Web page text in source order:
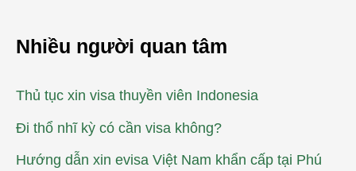
Nhiều người quan tâm
Thủ tục xin visa thuyền viên Indonesia
Đi thổ nhĩ kỳ có cần visa không?
Hướng dẫn xin evisa Việt Nam khẩn cấp tại Phú